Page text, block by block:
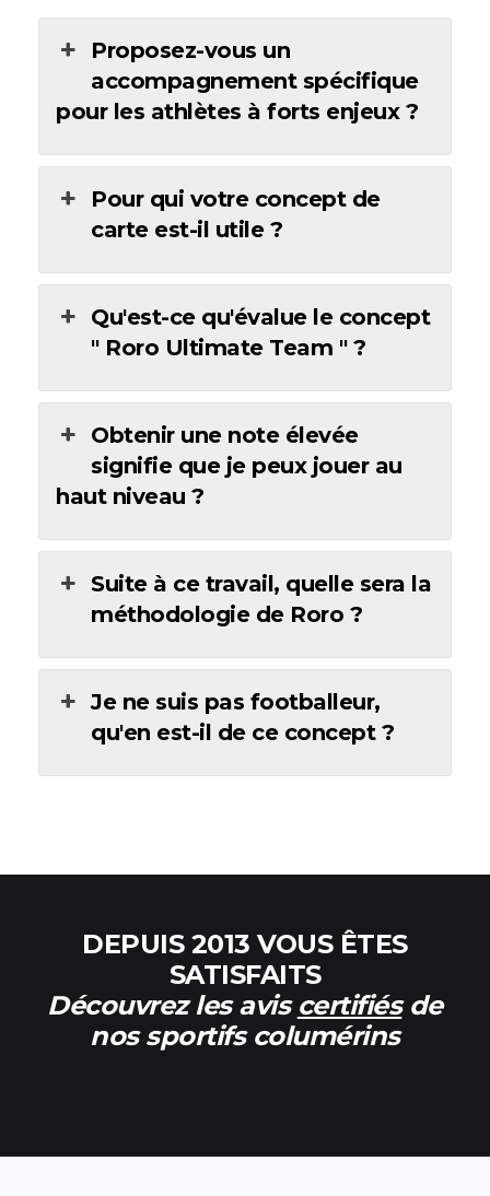
Proposez-vous un
accompagnement spécifique
pour les athlètes à forts enjeux ?
Pour qui votre concept de
carte est-il utile ?
Qu'est-ce qu'évalue le concept
" Roro Ultimate Team " ?
Obtenir une note élevée
signifie que je peux jouer au
haut niveau ?
Suite à ce travail, quelle sera la
méthodologie de Roro ?
Je ne suis pas footballeur,
qu'en est-il de ce concept ?
DEPUIS 2013 VOUS ÊTES
SATISFAITS
Découvrez les avis certifiésde
nos sportifs columérins